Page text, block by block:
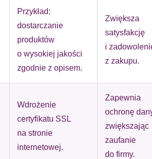
Przykład:
dostarczanie
produktów
o wysokiej jakości
zgodnie z opisem.
Zwiększa
satysfakcję
i
z zakupu.
Wdrożenie
certyfikatu SSL
na stronie
internetowej.
Zapewnia
ochronę
zwiększając
zaufanie
do firmy.